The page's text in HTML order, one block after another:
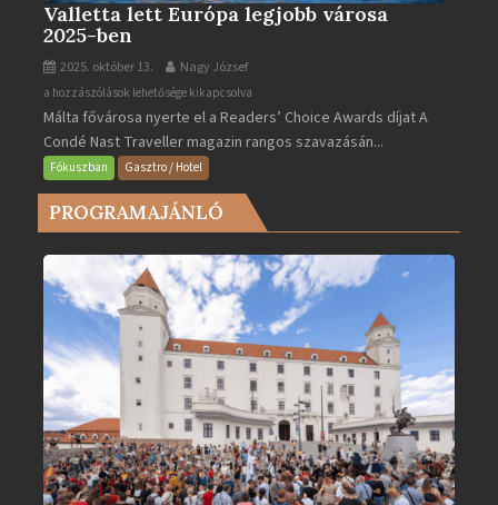
Valletta lett Európa legjobb városa
2025-ben
2025. október 13. Nagy József
Valletta
lett
Európa
legjobb
városa
2025-
bejegyzéshez
a hozzászólások lehetősége kikapcsolva
Málta fővárosa nyerte el a Readers’ Choice Awards díjat A
Condé Nast Traveller magazin rangos szavazásán...
Fókuszban Gasztro / Hotel
PROGRAMAJÁNLÓ